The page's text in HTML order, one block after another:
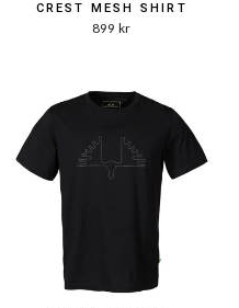
CREST MESH SHIRT
899 kr